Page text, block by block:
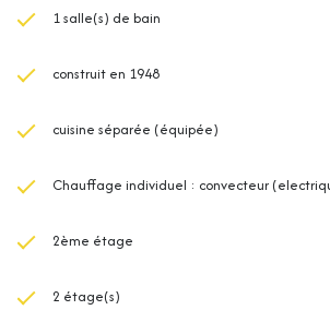
1 salle(s) de bain
construit en 1948
cuisine séparée (équipée)
Chauffage individuel : convecteur
2ème étage
2 étage(s)